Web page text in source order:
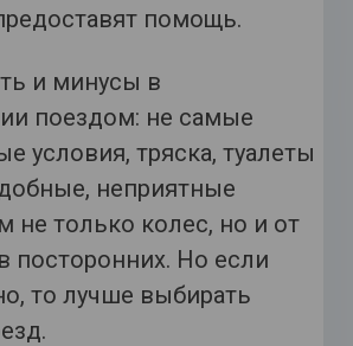
помощь.
и минусы в
поездом: не самые
условия, тряска, туалеты
неприятные
не только колес, но и от
посторонних. Но если
то лучше выбирать